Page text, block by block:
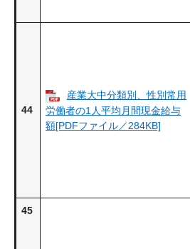
44
産業大中分類別、性別常用
労働者の1人平均月間現金給与
額[PDFファイル／284KB]
45